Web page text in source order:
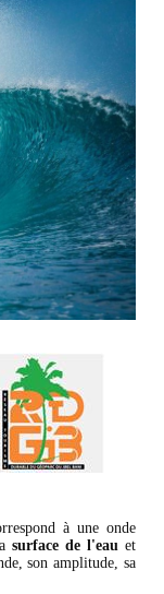
à une onde
surface de l'eauet
son amplitude, sa